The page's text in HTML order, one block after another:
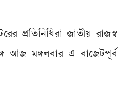
প্রতিনিধিরা জাতীয় রাজস্ব
আজ মঙ্গলবার এ বাজেটপূর্ব